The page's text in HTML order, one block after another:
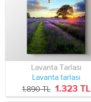
Lavanta Tarlası
Lavanta tarlası
1.890 TL 1.323 TL